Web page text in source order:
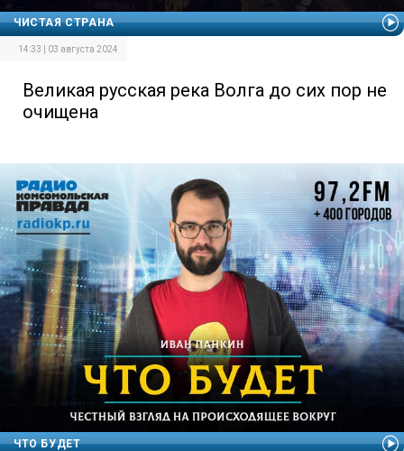
ЧИСТАЯ СТРАНА
14:33 | 03 августа 2024
Великая русская река Волга до сих пор не
очищена
ЧТО БУДЕТ